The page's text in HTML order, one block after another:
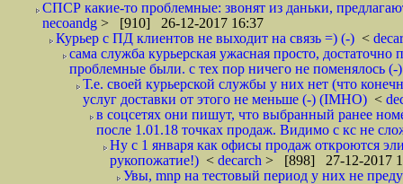
СПСР какие-то проблемные: звонят из даньки,
necoandg > [910] 26-12-2017 16:37
Курьер с ПД клиентов не выходит на связь =) (-) <
сама служба курьерская ужасная просто,
проблемные были. с тех пор ничего не поменялось (-)
Т.е. своей курьерской службы у них нет (что
услуг доставки от этого не меньше (-) (IMHO) <
в соцсетях они пишут, что выбранный ранее
после 1.01.18 точках продаж. Видимо с кс не
Ну с 1 января как офисы продаж откроются
рукопожатие!) < decarch > [898] 27-12-2017
Увы, mnp на тестовый период у них не